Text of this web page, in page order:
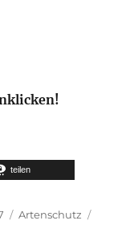
teilen
Kategorien
Artenschutz